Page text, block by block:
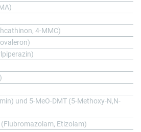
4-MMC)
und 5-MeO-DMT (5-Methoxy-N,N-
Etizolam)